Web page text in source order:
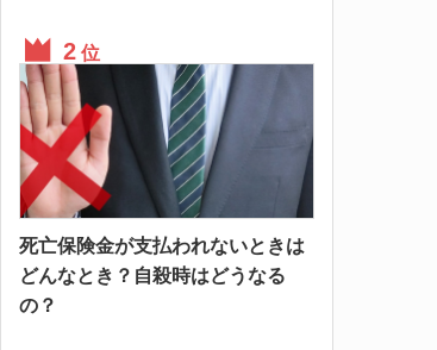
位
死亡保険金が支払われないときは
どんなとき？自殺時はどうなる
の？